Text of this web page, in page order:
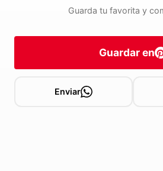
Guarda tu favorita y
Guardar en
Enviar